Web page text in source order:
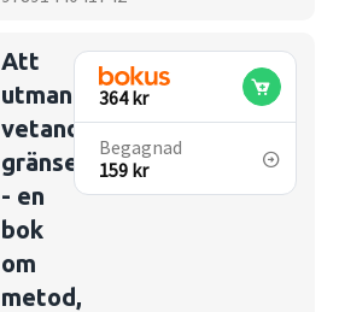
Att
utmana
vetandets
gränser
- en
bok
om
metod,
364 kr
Begagnad
159 kr